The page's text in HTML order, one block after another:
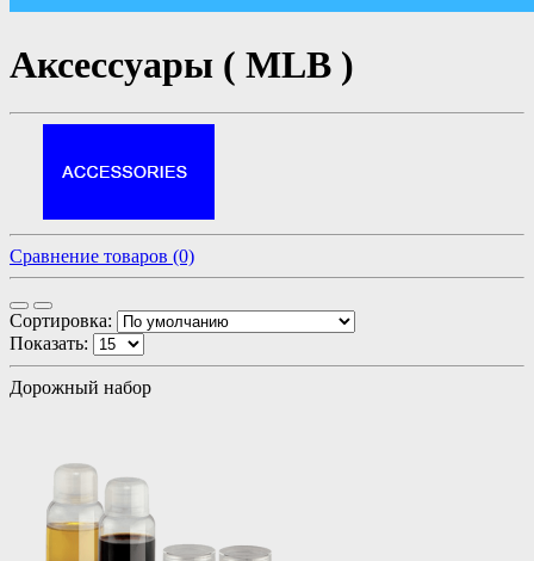
Аксессуары ( MLB )
Сравнение товаров (0)
Сортировка:
Показать:
Дорожный набор